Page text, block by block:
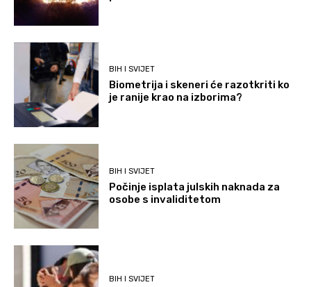
BIH I SVIJET
Biometrija i skeneri će razotkriti ko
je ranije krao na izborima?
BIH I SVIJET
Počinje isplata julskih naknada za
osobe s invaliditetom
BIH I SVIJET